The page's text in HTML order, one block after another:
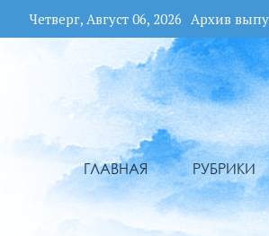
Четверг, Август 06, 2026 Архив
ГЛАВНАЯ РУБРИКИ